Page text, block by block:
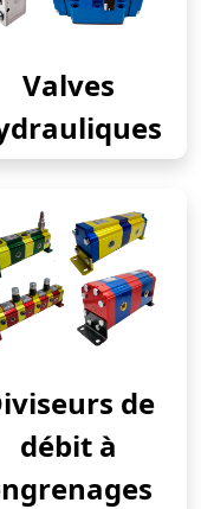
Valves
de
débit à